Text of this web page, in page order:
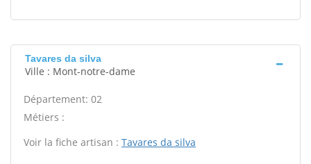
Tavares da silva
Ville : Mont-notre-dame
Département: 02
Métiers :
Voir la fiche artisan : Tavares da silva